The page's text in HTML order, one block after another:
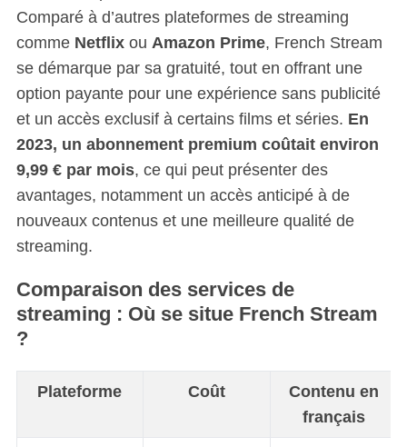
Comparé à d’autres plateformes de streaming
comme Netflixou Amazon Prime, French Stream
se démarque par sa gratuité, tout en offrant une
option payante pour une expérience sans publicité
et un accès exclusif à certains films et séries. En
2023, un abonnement premium coûtait environ
9,99 € par mois, ce qui peut présenter des
avantages, notamment un accès anticipé à de
nouveaux contenus et une meilleure qualité de
streaming.
Comparaison des services de
streaming : Où se situe French Stream
?
Plateforme Coût
Contenu en
français